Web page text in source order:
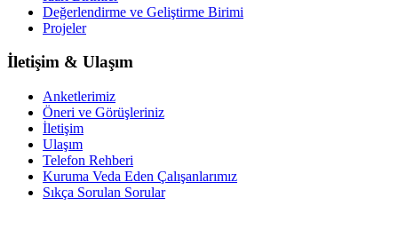
Değerlendirme ve Geliştirme Birimi
Projeler
İletişim & Ulaşım
Anketlerimiz
Öneri ve Görüşleriniz
İletişim
Ulaşım
Telefon Rehberi
Kuruma Veda Eden Çalışanlarımız
Sıkça Sorulan Sorular